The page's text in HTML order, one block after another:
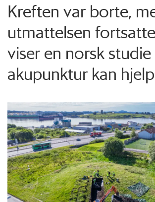
Kreften var borte,
utmattelsen
viser en norsk
akupunktur kan